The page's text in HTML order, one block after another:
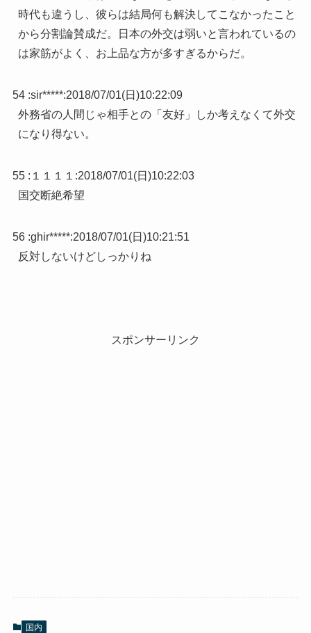
時代も違うし、彼らは結局何も解決してこなかったこと
から分割論賛成だ。日本の外交は弱いと言われているの
は家筋がよく、お上品な方が多すぎるからだ。
54 :sir*****:2018/07/01(日)10:22:09
外務省の人間じゃ相手との「友好」しか考えなくて外交
になり得ない。
55 : １１１１ :2018/07/01(日)10:22:03
国交断絶希望
56 :ghir*****:2018/07/01(日)10:21:51
反対しないけどしっかりね
スポンサーリンク
国内